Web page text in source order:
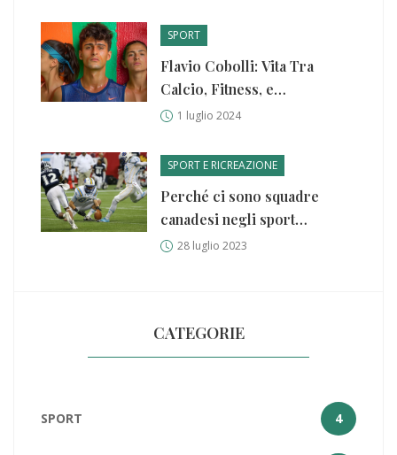
SPORT
Flavio Cobolli: Vita Tra
Calcio, Fitness, e
Ammirazione per Alcaraz
1 luglio 2024
SPORT E RICREAZIONE
Perché ci sono squadre
canadesi negli sport
professionistici americani?
28 luglio 2023
CATEGORIE
SPORT 4